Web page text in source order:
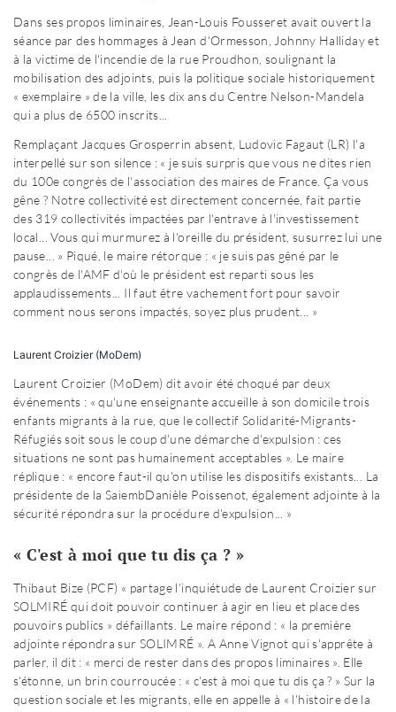
Dans ses propos liminaires, Jean-Louis Fousseret avait ouvert la
séance par des hommages à Jean d'Ormesson, Johnny Halliday et
à la victime de l'incendie de la rue Proudhon, soulignant la
mobilisation des adjoints, puis la politique sociale historiquement
« exemplaire » de la ville, les dix ans du Centre Nelson-Mandela
qui a plus de 6500 inscrits...
Remplaçant Jacques Grosperrin absent, Ludovic Fagaut (LR) l'a
interpellé sur son silence : « je suis surpris que vous ne dites rien
du 100e congrès de l'association des maires de France. Ça vous
gêne ? Notre collectivité est directement concernée, fait partie
des 319 collectivités impactées par l'entrave à l'investissement
local... Vous qui murmurez à l'oreille du président, susurrez lui une
pause... » Piqué, le maire rétorque : « je suis pas gêné par le
congrès de l'AMF d'où le président est reparti sous les
applaudissements... Il faut être vachement fort pour savoir
comment nous serons impactés, soyez plus prudent... »
Laurent Croizier (MoDem)
Laurent Croizier (MoDem) dit avoir été choqué par deux
événements : « qu'une enseignante accueille à son domicile trois
enfants migrants à la rue, que le collectif Solidarité-Migrants-
Réfugiés soit sous le coup d'une démarche d'expulsion : ces
situations ne sont pas humainement acceptables ». Le maire
réplique : « encore faut-il qu'on utilise les dispositifs existants... La
présidente de la SaiembDanièle Poissenot, également adjointe à la
sécuritérépondra sur la procédure d'expulsion... »
« C'est à moi que tu dis ça ? »
Thibaut Bize (PCF) « partage l'inquiétude de Laurent Croizier sur
SOLMIRÉ qui doit pouvoir continuer à agir en lieu et place des
pouvoirs publics » défaillants. Le maire répond : « la première
adjointe répondra sur SOLIMRÉ ». A Anne Vignot qui s'apprête à
parler, il dit : « merci de rester dans des propos liminaires ». Elle
s'étonne, un brin courroucée : « c'est à moi que tu dis ça ? » Sur la
question sociale et les migrants, elle en appelle à « l'histoire de la